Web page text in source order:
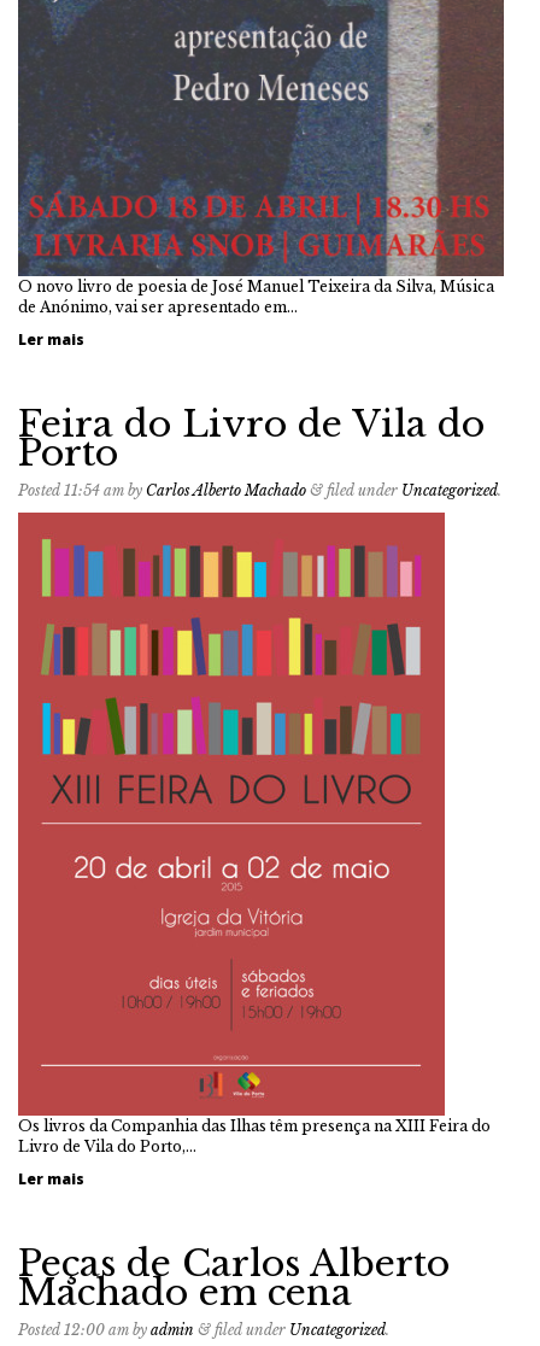
O novo livro de poesia de José Manuel Teixeira da Silva, Música
de Anónimo, vai ser apresentado em…
Ler mais
Feira do Livro de Vila do
Porto
Posted 11:54 am by Carlos Alberto Machado & filed under Uncategorized.
Os livros da Companhia das Ilhas têm presença na XIII Feira do
Livro de Vila do Porto,…
Ler mais
Peças de Carlos Alberto
Machado em cena
Posted 12:00 am by admin & filed under Uncategorized.